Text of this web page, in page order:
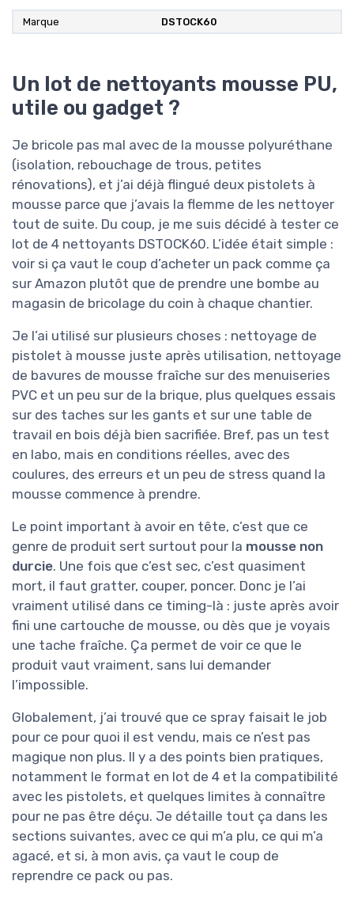
Marque DSTOCK60
Un lot de nettoyants mousse PU,
utile ou gadget ?
Je bricole pas mal avec de la mousse polyuréthane
(isolation, rebouchage de trous, petites
rénovations), et j’ai déjà flingué deux pistolets à
mousse parce que j’avais la flemme de les nettoyer
tout de suite. Du coup, je me suis décidé à tester ce
lot de 4 nettoyants DSTOCK60. L’idée était simple :
voir si ça vaut le coup d’acheter un pack comme ça
sur Amazon plutôt que de prendre une bombe au
magasin de bricolage du coin à chaque chantier.
Je l’ai utilisé sur plusieurs choses : nettoyage de
pistolet à mousse juste après utilisation, nettoyage
de bavures de mousse fraîche sur des menuiseries
PVC et un peu sur de la brique, plus quelques essais
sur des taches sur les gants et sur une table de
travail en bois déjà bien sacrifiée. Bref, pas un test
en labo, mais en conditions réelles, avec des
coulures, des erreurs et un peu de stress quand la
mousse commence à prendre.
Le point important à avoir en tête, c’est que ce
genre de produit sert surtout pour la mousse non
durcie. Une fois que c’est sec, c’est quasiment
mort, il faut gratter, couper, poncer. Donc je l’ai
vraiment utilisé dans ce timing-là : juste après avoir
fini une cartouche de mousse, ou dès que je voyais
une tache fraîche. Ça permet de voir ce que le
produit vaut vraiment, sans lui demander
l’impossible.
Globalement, j’ai trouvé que ce spray faisait le job
pour ce pour quoi il est vendu, mais ce n’est pas
magique non plus. Il y a des points bien pratiques,
notamment le format en lot de 4 et la compatibilité
avec les pistolets, et quelques limites à connaître
pour ne pas être déçu. Je détaille tout ça dans les
sections suivantes, avec ce qui m’a plu, ce qui m’a
agacé, et si, à mon avis, ça vaut le coup de
reprendre ce pack ou pas.